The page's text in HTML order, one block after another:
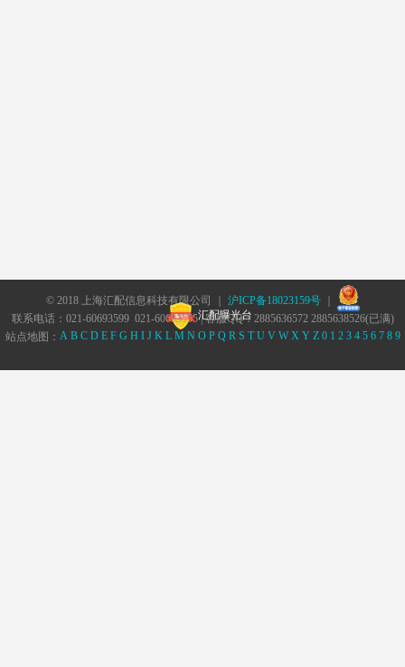
© 2018 上海汇配信息科技有限公司 ｜ 沪ICP备18023159号｜
汇配曝光台
联系电话：021-60693599 021-60693555 | 客服QQ：2885636572 2885638526(已满)
站点地图： A B C D E F G H I J K L M N O P Q R S T U V W X Y Z 0 1 2 3 4 5 6 7 8 9